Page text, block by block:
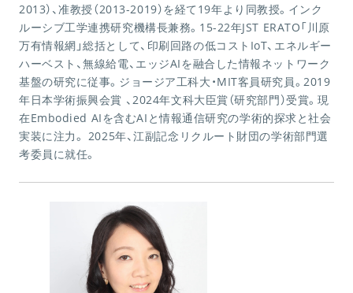
2013）、准教授（2013-2019）を経て19年より同教授。インク
ルーシブ工学連携研究機構長兼務。15-22年JST ERATO「川原
万有情報網」総括として、印刷回路の低コストIoT、エネルギー
ハーベスト、無線給電、エッジAIを融合した情報ネットワーク
基盤の研究に従事。ジョージア工科大・MIT客員研究員。2019
年日本学術振興会賞 、2024年文科大臣賞（研究部門）受賞。現
在Embodied AIを含むAIと情報通信研究の学術的探求と社会
実装に注力。 2025年、江副記念リクルート財団の学術部門選
考委員に就任。